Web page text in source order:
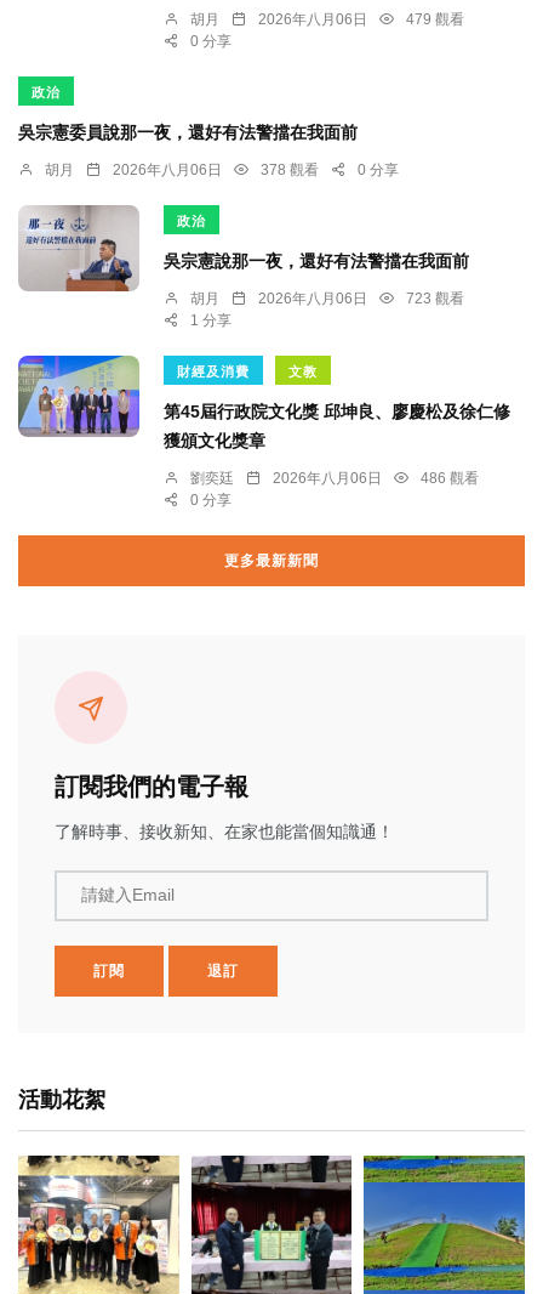
胡月 2026年八月06日
479 觀看
0 分享
政治
吳宗憲委員說那一夜，還好有法警擋在我面前
胡月 2026年八月06日 378 觀看 0 分享
政治
吳宗憲說那一夜，還好有法警擋在我面前
胡月 2026年八月06日
723 觀看
1 分享
財經及消費 文教
第45屆行政院文化獎 邱坤良、廖慶松及徐仁修
獲頒文化獎章
劉奕廷 2026年八月06日
486 觀看
0 分享
更多最新新聞
訂閱我們的電子報
了解時事、接收新知、在家也能當個知識通！
請鍵入Email
訂閱 退訂
活動花絮